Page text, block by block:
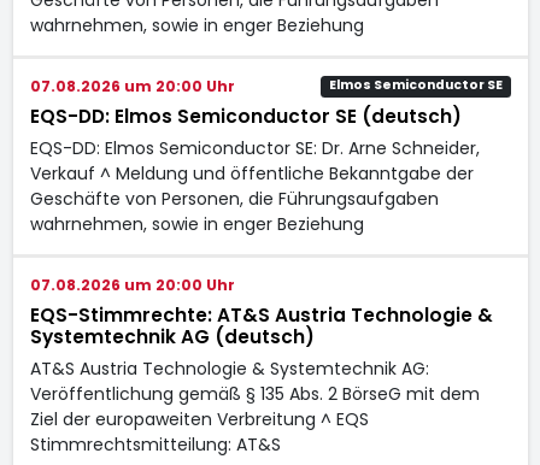
wahrnehmen, sowie in enger Beziehung
07.08.2026 um 20:00 Uhr Elmos Semiconductor SE
EQS-DD: Elmos Semiconductor SE (deutsch)
EQS-DD: Elmos Semiconductor SE: Dr. Arne Schneider,
Verkauf ^ Meldung und öffentliche Bekanntgabe der
Geschäfte von Personen, die Führungsaufgaben
wahrnehmen, sowie in enger Beziehung
07.08.2026 um 20:00 Uhr
EQS-Stimmrechte: AT&S Austria Technologie &
Systemtechnik AG (deutsch)
AT&S Austria Technologie & Systemtechnik AG:
Veröffentlichung gemäß § 135 Abs. 2 BörseG mit dem
Ziel der europaweiten Verbreitung ^ EQS
Stimmrechtsmitteilung: AT&S